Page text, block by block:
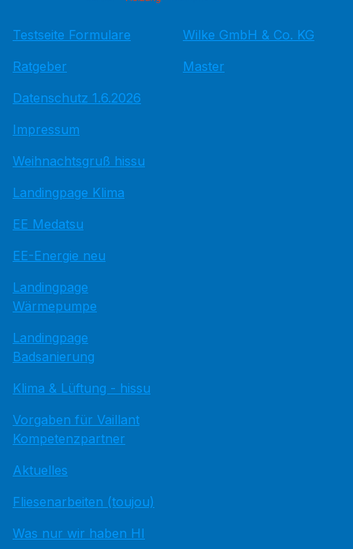
Testseite Formulare
Ratgeber
Datenschutz 1.6.2026
Impressum
Weihnachtsgruß hissu
Landingpage Klima
EE Medatsu
EE-Energie neu
Landingpage
Wärmepumpe
Landingpage
Badsanierung
Klima & Lüftung - hissu
Vorgaben für Vaillant
Kompetenzpartner
Aktuelles
Fliesenarbeiten (toujou)
Was nur wir haben HI
Wilke GmbH & Co. KG
Master